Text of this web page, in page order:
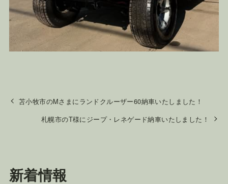
苫小牧市のMさまにランドクルーザー60納車いたしました！
札幌市のT様にジープ・レネゲード納車いたしました！
新着情報